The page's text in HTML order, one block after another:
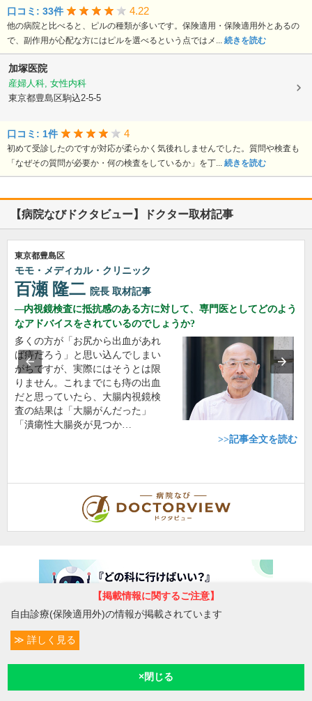
口コミ: 33件 4.22
他の病院と比べると、ピルの種類が多いです。保険適用・保険適用外とあるの
で、副作用が心配な方にはピルを選べるという点ではメ... 続きを読む
加塚医院
産婦人科, 女性内科
東京都豊島区駒込2-5-5
口コミ: 1件 4
初めて受診したのですが対応が柔らかく気後れしませんでした。質問や検査も
「なぜその質問が必要か・何の検査をしているか」を丁... 続きを読む
【病院なびドクタビュー】ドクター取材記事
東京都豊島区
モモ・メディカル・クリニック
百瀬 隆二 院長 取材記事
内視鏡検査に抵抗感のある方に対して、専門医としてどのよう
なアドバイスをされているのでしょうか?
多くの方が「お尻から出血があれ
ば痔だろう」と思い込んでしまい
がちですが、実際にはそうとは限
りません。これまでにも痔の出血
だと思っていたら、大腸内視鏡検
査の結果は「大腸がんだった」
「潰瘍性大腸炎が見つか…
>>記事全文を読む
【掲載情報に関するご注意】
自由診療(保険適用外)の情報が掲載されています
詳しく見る